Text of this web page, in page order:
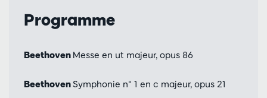
Programme
Beethoven Messe en ut majeur, opus 86
BeethovenSymphonie n° 1 en c majeur, opus 21